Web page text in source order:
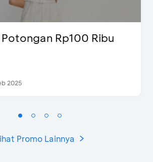
Rp100 Ribu
2025
Promo Lainnya